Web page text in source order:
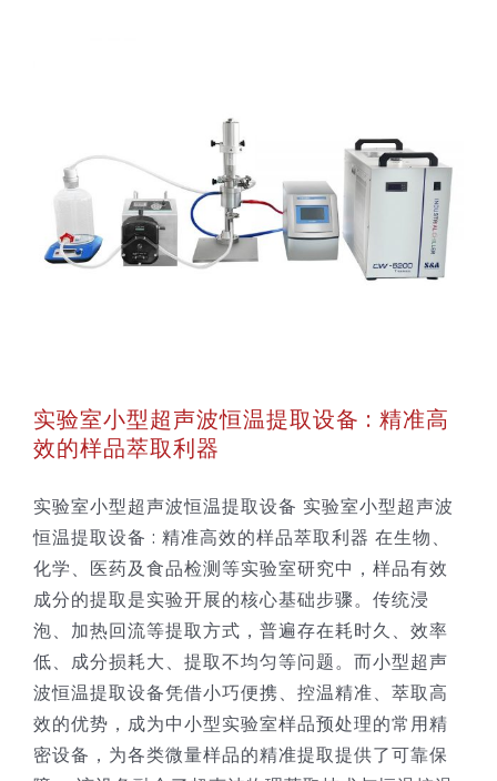
实验室小型超声波恒温提取设备 : 精准高
效的样品萃取利器
实验室小型超声波恒温提取设备 实验室小型超声波
恒温提取设备 : 精准高效的样品萃取利器 在生物、
化学、医药及食品检测等实验室研究中，样品有效
成分的提取是实验开展的核心基础步骤。传统浸
泡、加热回流等提取方式，普遍存在耗时久、效率
低、成分损耗大、提取不均匀等问题。而小型超声
波恒温提取设备凭借小巧便携、控温精准、萃取高
效的优势，成为中小型实验室样品预处理的常用精
密设备，为各类微量样品的精准提取提供了可靠保